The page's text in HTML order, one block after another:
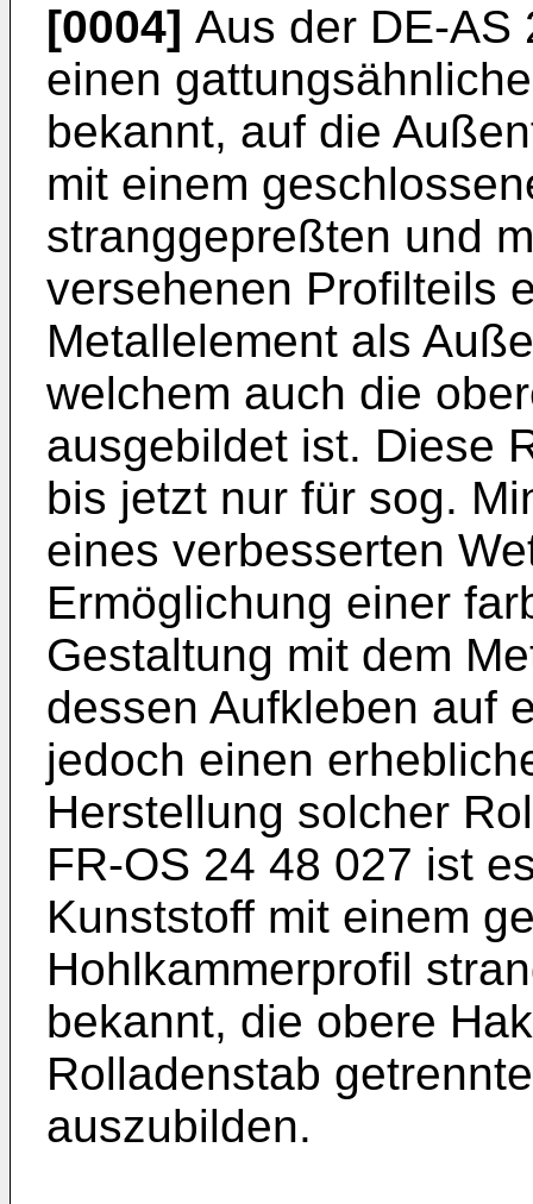
[0004] Aus der DE-AS
einen
bekannt, auf die
mit einem
stranggepreßten und
versehenen Profilteils
Metallelement als
welchem auch die
ausgebildet ist. Diese
bis jetzt nur für sog.
eines verbesserten
Ermöglichung einer
Gestaltung mit dem
dessen Aufkleben auf
jedoch einen
Herstellung solcher
FR-OS 24 48 027 ist
Kunststoff mit einem
Hohlkammerprofil
bekannt, die obere
Rolladenstab
auszubilden.